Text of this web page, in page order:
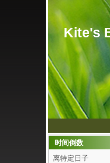
Kite's
时间倒数
离特定日子